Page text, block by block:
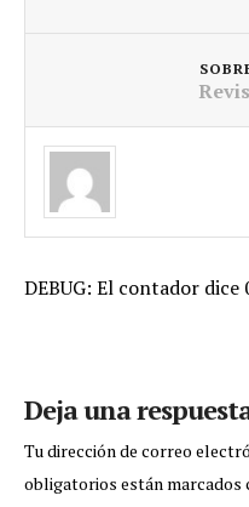
DEBUG: El contador dice
Deja una
Tu dirección de correo
obligatorios están marcados